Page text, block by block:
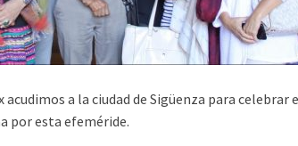
a la ciudad de Sigüenza para celebrar
por esta efeméride.